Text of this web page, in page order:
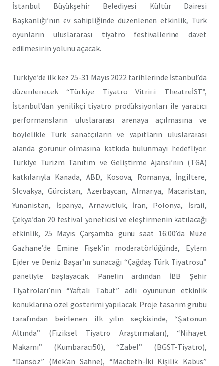
İstanbul Büyükşehir Belediyesi Kültür Dairesi
Başkanlığı’nın ev sahipliğinde düzenlenen etkinlik, Türk
oyunların uluslararası tiyatro festivallerine davet
edilmesinin yolunu açacak.
Türkiye’de ilk kez 25-31 Mayıs 2022 tarihlerinde İstanbul’da
düzenlenecek “Türkiye Tiyatro Vitrini TheatreİST”,
İstanbul’dan yenilikçi tiyatro prodüksiyonları ile yaratıcı
performansların uluslararası arenaya açılmasına ve
böylelikle Türk sanatçıların ve yapıtların uluslararası
alanda görünür olmasına katkıda bulunmayı hedefliyor.
Türkiye Turizm Tanıtım ve Geliştirme Ajansı’nın (TGA)
katkılarıyla Kanada, ABD, Kosova, Romanya, İngiltere,
Slovakya, Gürcistan, Azerbaycan, Almanya, Macaristan,
Yunanistan, İspanya, Arnavutluk, İran, Polonya, İsrail,
Çekya’dan 20 festival yöneticisi ve eleştirmenin katılacağı
etkinlik, 25 Mayıs Çarşamba günü saat 16:00’da Müze
Gazhane’de Emine Fişek’in moderatörlüğünde, Eylem
Ejder ve Deniz Başar’ın sunacağı “Çağdaş Türk Tiyatrosu”
paneliyle başlayacak. Panelin ardından İBB Şehir
Tiyatroları’nın “Yaftalı Tabut” adlı oyununun etkinlik
konuklarına özel gösterimi yapılacak. Proje tasarım grubu
tarafından beirlenen ilk yılın seçkisinde, “Şatonun
Altında” (Fiziksel Tiyatro Araştırmaları), “Nihayet
Makamı” (Kumbaracı50), “Zabel” (BGST-Tiyatro),
“Dansöz” (Mek’an Sahne), “Macbeth-İki Kişilik Kabus”